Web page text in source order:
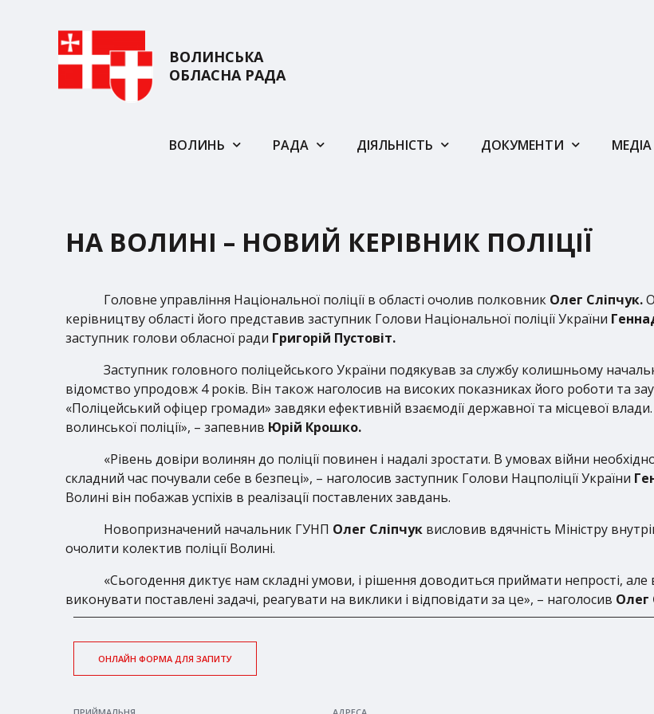
ВОЛИНСЬКА
ОБЛАСНА РАДА
ВОЛИНЬ РАДА ДІЯЛЬНІСТЬ ДОКУМЕНТИ МЕДІА
НА ВОЛИНІ – НОВИЙ КЕРІВНИК ПОЛІЦІЇ
Головне управління Національної поліції в області очолив полковник Олег Сліпчук.
керівництву області його представив заступник Голови Національної поліції України
заступник голови обласної ради Григорій Пустовіт.
Заступник головного поліцейського України подякував за службу колишньому
відомство упродовж 4 років. Він також наголосив на високих показниках його роботи та
«Поліцейський офіцер громади» завдяки ефективній взаємодії державної та місцевої
волинської поліції», – запевнив Юрій Крошко.
«Рівень довіри волинян до поліції повинен і надалі зростати. В умовах війни
складний час почували себе в безпеці», – наголосив заступник Голови Нацполіції України
Волині він побажав успіхів в реалізації поставлених завдань.
Новопризначений начальник ГУНП Олег Сліпчук висловив вдячність Міністру
очолити колектив поліції Волині.
«Сьогодення диктує нам складні умови, і рішення доводиться приймати непрості,
виконувати поставлені задачі, реагувати на виклики і відповідати за це», – наголосив Олег
ОНЛАЙН ФОРМА ДЛЯ ЗАПИТУ